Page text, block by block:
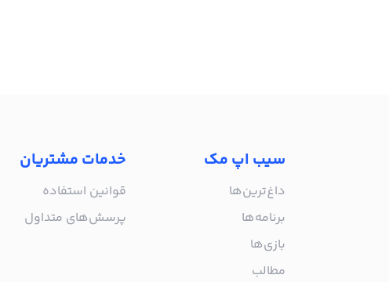
سیب اپ مک
داغ‌ترین‌ها
برنامه‌ها
بازی‌ها
مطالب
خدمات مشتریان
قوانین استفاده
پرسش‌های متداول